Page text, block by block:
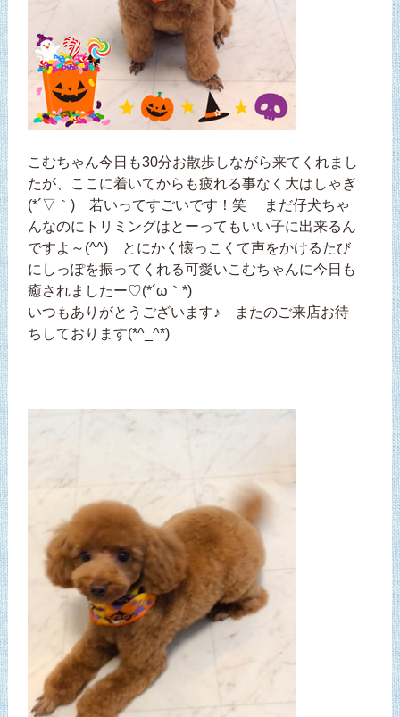
こむちゃん今日も30分お散歩しながら来てくれまし
たが、ここに着いてからも疲れる事なく大はしゃぎ
(*´▽｀) 若いってすごいです！笑 まだ仔犬ちゃ
んなのにトリミングはとーってもいい子に出来るん
ですよ～(^^) とにかく懐っこくて声をかけるたび
にしっぽを振ってくれる可愛いこむちゃんに今日も
癒されましたー♡(*´ω｀*)
いつもありがとうございます♪ またのご来店お待
ちしております(*^_^*)